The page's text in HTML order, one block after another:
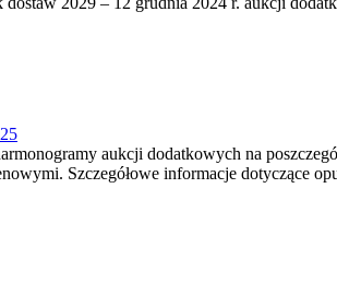
aukcji dodatkowych na
Szczegółowe informacje dotyczące